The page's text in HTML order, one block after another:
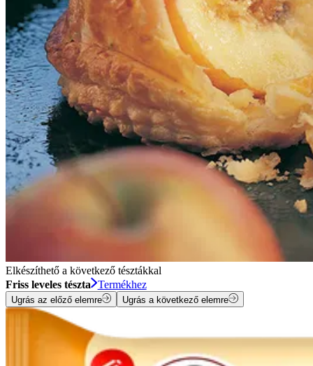
Elkészíthető a következő tésztákkal
Friss leveles tészta
Termékhez
Ugrás az előző elemre Ugrás a következő elemre